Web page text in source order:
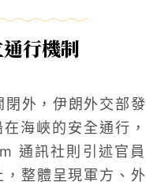
行機制
外，伊朗外交部發
海峽的安全通行，
通訊社則引述官員
整體呈現軍方、外